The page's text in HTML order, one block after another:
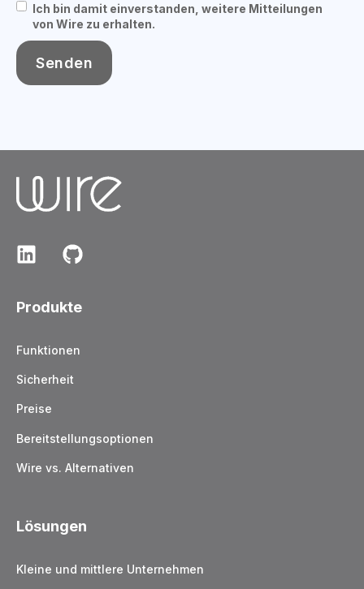
Ich bin damit einverstanden, weitere Mitteilungen
von Wire zu erhalten.
Produkte
Funktionen
Sicherheit
Preise
Bereitstellungsoptionen
Wire vs. Alternativen
Lösungen
Kleine und mittlere Unternehmen